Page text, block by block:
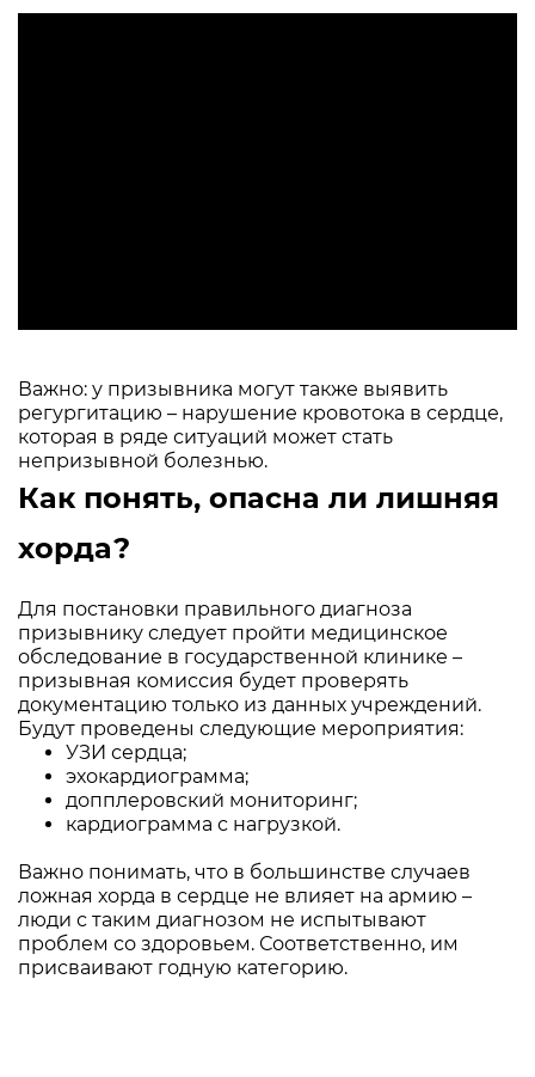
Важно: у призывника могут также выявить
регургитацию – нарушение кровотока в сердце,
которая в ряде ситуаций может стать
непризывной болезнью.
Как понять, опасна ли лишняя
хорда?
Для постановки правильного диагноза
призывнику следует пройти медицинское
обследование в государственной клинике –
призывная комиссия будет проверять
документацию только из данных учреждений.
Будут проведены следующие мероприятия:
УЗИ сердца;
эхокардиограмма;
допплеровский мониторинг;
кардиограмма с нагрузкой.
Важно понимать, что в большинстве случаев
ложная хорда в сердце не влияет на армию –
люди с таким диагнозом не испытывают
проблем со здоровьем. Соответственно, им
присваивают годную категорию.